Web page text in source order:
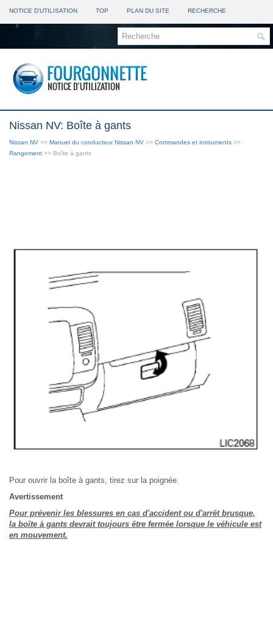
NOTICE D'UTILISATION TOP PLAN DU SITE RECHERCHE
Nissan NV: Boîte à gants
Nissan NV >> Manuel du conducteur Nissan NV >> Commandes et instruments >>
Rangement >> Boîte à gants
Pour ouvrir la boîte à gants, tirez sur la poignée.
Avertissement
Pour prévenir les blessures en cas d'accident ou d'arrêt brusque,
la boîte à gants devrait toujours être fermée lorsque le véhicule est
en mouvement.